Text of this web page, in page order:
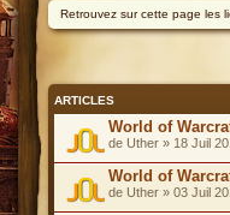
Retrouvez sur cette page les
ARTICLES
World of
de Uther » 18 Juil
World of
de Uther » 03 Juil